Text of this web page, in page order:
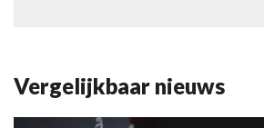
Vergelijkbaar nieuws